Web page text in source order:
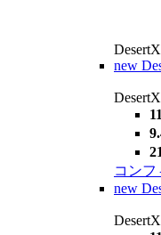
DesertX
new
コンフ
new